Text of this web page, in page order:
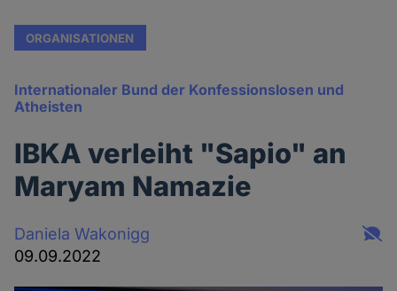
ORGANISATIONEN
Internationaler Bund der Konfessionslosen und
Atheisten
IBKA verleiht "Sapio" an
Maryam Namazie
Daniela Wakonigg
09.09.2022